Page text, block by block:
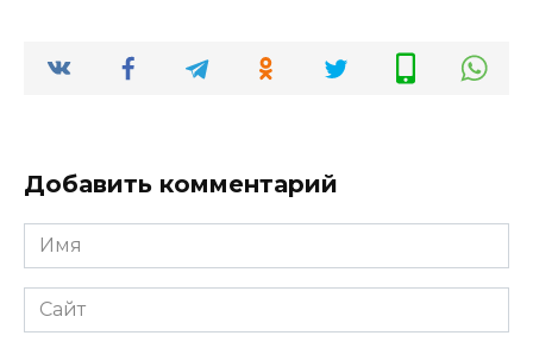
Добавить комментарий
Имя
*
Сайт